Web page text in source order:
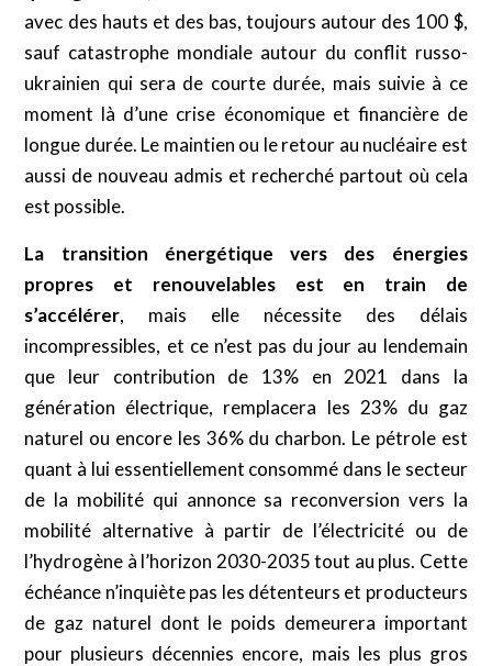
avec des hauts et des bas, toujours autour des 100 $,
sauf catastrophe mondiale autour du conflit russo-
ukrainien qui sera de courte durée, mais suivie à ce
moment là d’une crise économique et financière de
longue durée. Le maintien ou le retour au nucléaire est
aussi de nouveau admis et recherché partout où cela
est possible.
La transition énergétique vers des énergies
propres et renouvelables est en train de
s’accélérer, mais elle nécessite des délais
incompressibles, et ce n’est pas du jour au lendemain
que leur contribution de 13% en 2021 dans la
génération électrique, remplacera les 23% du gaz
naturel ou encore les 36% du charbon. Le pétrole est
quant à lui essentiellement consommé dans le secteur
de la mobilité qui annonce sa reconversion vers la
mobilité alternative à partir de l’électricité ou de
l’hydrogène à l’horizon 2030-2035 tout au plus. Cette
échéance n’inquiète pas les détenteurs et producteurs
de gaz naturel dont le poids demeurera important
pour plusieurs décennies encore, mais les plus gros